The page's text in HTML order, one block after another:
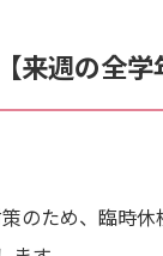
来週の全学
のため、臨時休